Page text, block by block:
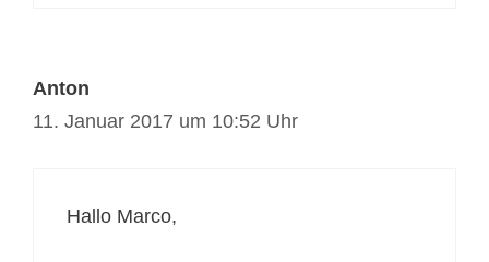
Anton
11. Januar 2017 um 10:52 Uhr
Hallo Marco,